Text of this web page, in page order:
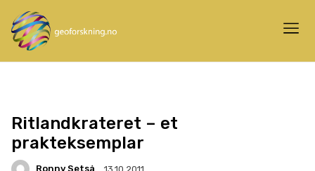
Ritlandkrateret – et
prakteksemplar
Ronny Setså